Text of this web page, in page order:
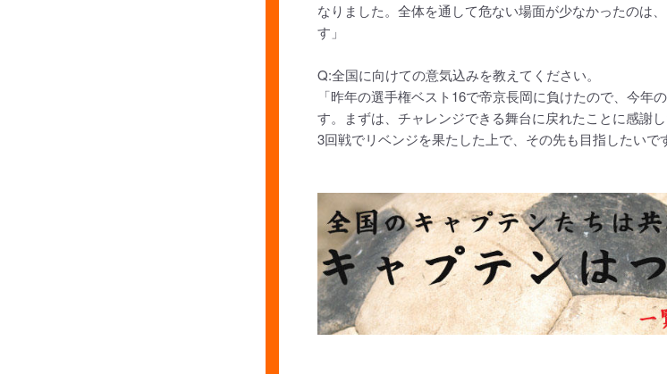
なりました。全体を通して危ない場面が少なかったのは
す」
Q:全国に向けての意気込みを教えてください。
「昨年の選手権ベスト16で帝京長岡に負けたので、今年
す。まずは、チャレンジできる舞台に戻れたことに感謝
3回戦でリベンジを果たした上で、その先も目指したいで